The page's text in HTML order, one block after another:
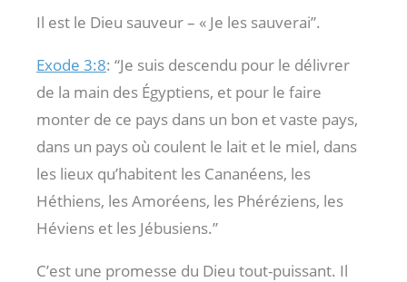
Il est le Dieu sauveur – « Je les sauverai”.
Exode 3:8: “Je suis descendu pour le délivrer
de la main des Égyptiens, et pour le faire
monter de ce pays dans un bon et vaste pays,
dans un pays où coulent le lait et le miel, dans
les lieux qu’habitent les Cananéens, les
Héthiens, les Amoréens, les Phéréziens, les
Héviens et les Jébusiens.”
C’est une promesse du Dieu tout-puissant. Il